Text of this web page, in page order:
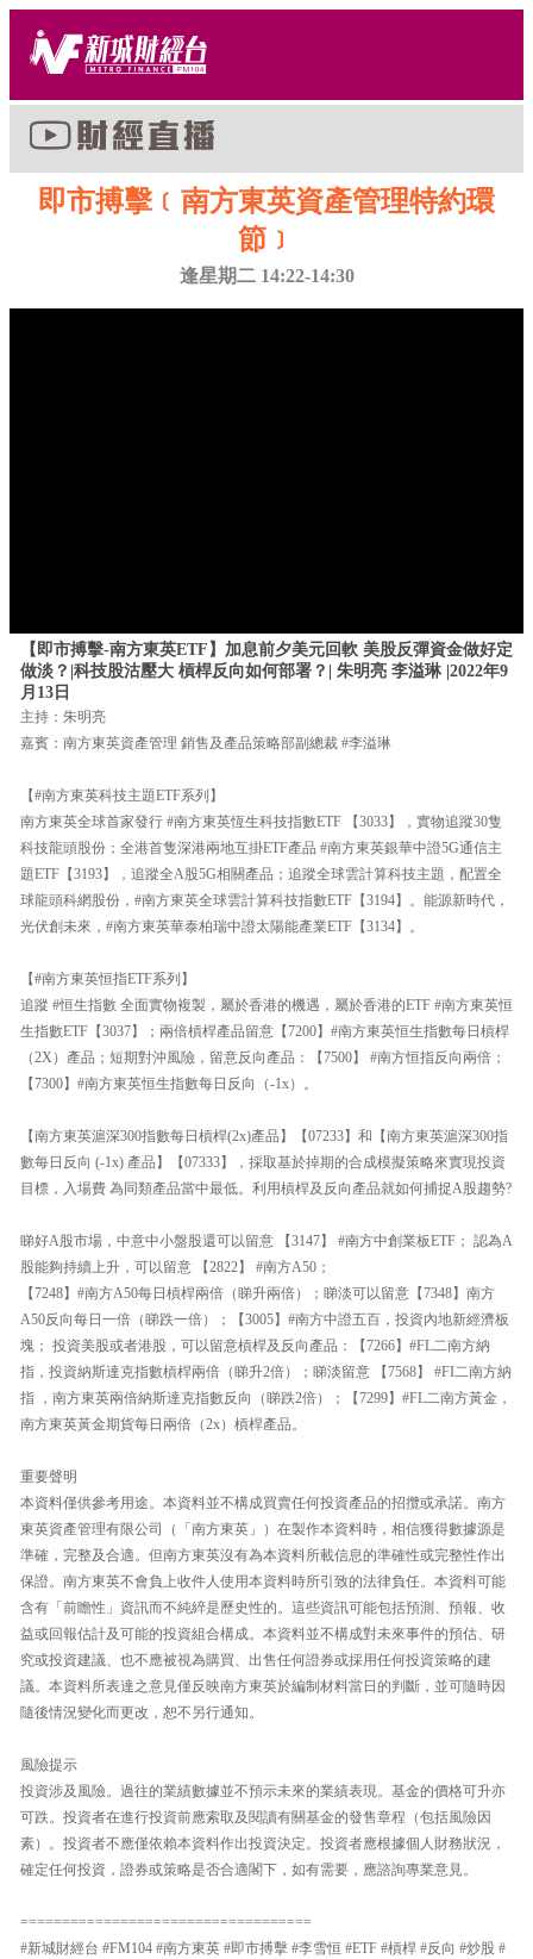
即市搏擊﹝南方東英資產管理特約環
節﹞
逢星期二 14:22-14:30
【即市搏擊-南方東英ETF】加息前夕美元回軟 美股反彈資金做好定
做淡？|科技股沽壓大 槓桿反向如何部署？| 朱明亮 李溢琳 |2022年9
月13日
主持：朱明亮
嘉賓：南方東英資產管理 銷售及產品策略部副總裁 #李溢琳
【#南方東英科技主題ETF系列】
南方東英全球首家發行 #南方東英恆生科技指數ETF 【3033】，實物追蹤30隻
科技龍頭股份；全港首隻深港兩地互掛ETF產品 #南方東英銀華中證5G通信主
題ETF【3193】，追蹤全A股5G相關產品；追蹤全球雲計算科技主題，配置全
球龍頭科網股份，#南方東英全球雲計算科技指數ETF【3194】。能源新時代，
光伏創未來，#南方東英華泰柏瑞中證太陽能產業ETF【3134】。
【#南方東英恒指ETF系列】
追蹤 #恒生指數 全面實物複製，屬於香港的機遇，屬於香港的ETF #南方東英恒
生指數ETF【3037】；兩倍槓桿產品留意【7200】#南方東英恒生指數每日槓桿
（2X）產品；短期對沖風險，留意反向產品：【7500】 #南方恒指反向兩倍；
【7300】#南方東英恒生指數每日反向（-1x）。
【南方東英滬深300指數每日槓桿(2x)產品】【07233】和【南方東英滬深300指
數每日反向 (-1x) 產品】【07333】，採取基於掉期的合成模擬策略來實現投資
目標，入場費 為同類產品當中最低。利用槓桿及反向產品就如何捕捉A股趨勢?
睇好A股市場，中意中小盤股還可以留意 【3147】 #南方中創業板ETF； 認為A
股能夠持續上升，可以留意 【2822】 #南方A50；
【7248】#南方A50每日槓桿兩倍（睇升兩倍）；睇淡可以留意【7348】南方
A50反向每日一倍（睇跌一倍）；【3005】#南方中證五百，投資內地新經濟板
塊； 投資美股或者港股，可以留意槓桿及反向產品：【7266】#FL二南方納
指，投資納斯達克指數槓桿兩倍（睇升2倍）；睇淡留意 【7568】 #FI二南方納
指 ，南方東英兩倍納斯達克指數反向（睇跌2倍）；【7299】#FL二南方黃金，
南方東英黃金期貨每日兩倍（2x）槓桿產品。
重要聲明
本資料僅供參考用途。本資料並不構成買賣任何投資產品的招攬或承諾。南方
東英資產管理有限公司（「南方東英」）在製作本資料時，相信獲得數據源是
準確，完整及合適。但南方東英沒有為本資料所載信息的準確性或完整性作出
保證。南方東英不會負上收件人使用本資料時所引致的法律負任。本資料可能
含有「前瞻性」資訊而不純綷是歷史性的。這些資訊可能包括預測、預報、收
益或回報估計及可能的投資組合構成。本資料並不構成對未來事件的預估、研
究或投資建議、也不應被視為購買、出售任何證券或採用任何投資策略的建
議。本資料所表達之意見僅反映南方東英於編制材料當日的判斷，並可隨時因
隨後情況變化而更改，恕不另行通知。
風險提示
投資涉及風險。過往的業績數據並不預示未來的業績表現。基金的價格可升亦
可跌。投資者在進行投資前應索取及閱讀有關基金的發售章程（包括風險因
素）。投資者不應僅依賴本資料作出投資決定。投資者應根據個人財務狀況，
確定任何投資，證券或策略是否合適閣下，如有需要，應諮詢專業意見。
===================================
#新城財經台 #FM104 #南方東英 #即市搏擊 #李雪恒 #ETF #槓桿 #反向 #炒股 #